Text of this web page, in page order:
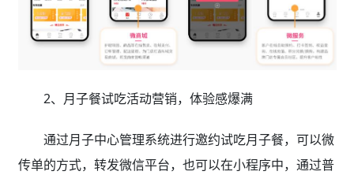
2、月子餐试吃活动营销，体验感爆满
通过月子中心管理系统进行邀约试吃月子餐，可以微
传单的方式，转发微信平台，也可以在小程序中，通过普